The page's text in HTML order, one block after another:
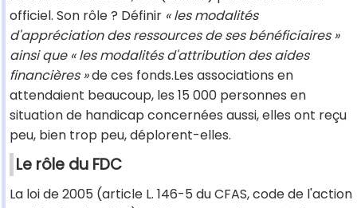
officiel. Son rôle ? Définir « les modalités
d'appréciation des ressources de ses bénéficiaires »
ainsi que « les modalités d'attribution des aides
financières »de ces fonds.Les associations en
attendaient beaucoup, les 15 000 personnes en
situation de handicap concernées aussi, elles ont reçu
peu, bien trop peu, déplorent-elles.
Le rôle du FDC
La loi de 2005 (article L. 146-5 du CFAS, code de l'action